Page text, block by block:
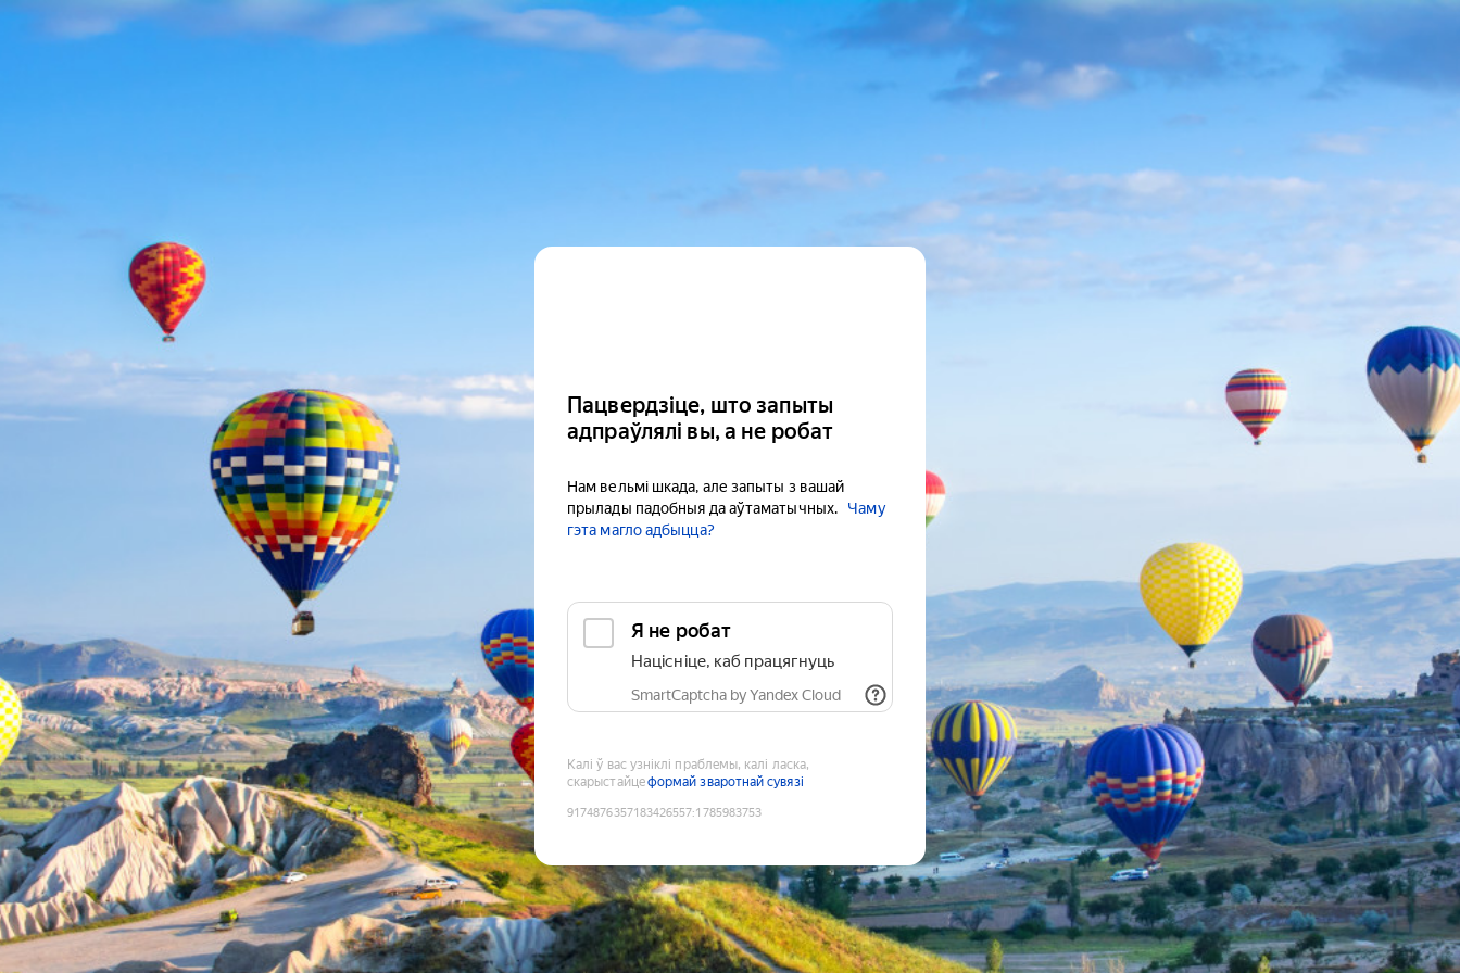
Пацвердзіце, што запыты
адпраўлялі вы, а не робат
Нам вельмі шкада, але запыты з вашай
прылады падобныя да аўтаматычных.
Чаму
гэта магло адбыцца?
Я не робат
Націсніце, каб працягнуць
SmartCaptcha by Yandex Cloud
Калі ў вас узніклі праблемы, калі ласка,
скарыстайцеформай зваротнай сувязі
9174876357183426557:1785983753